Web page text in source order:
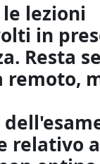
lezioni
in
Resta
remoto,
relativo